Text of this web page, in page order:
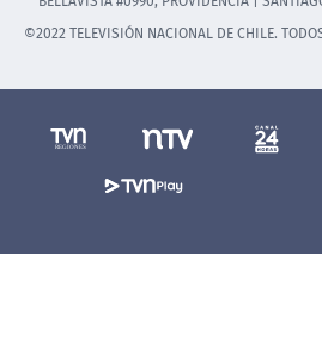
©2022 TELEVISIÓN NACIONAL DE CHILE.